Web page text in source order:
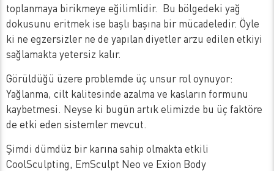
toplanmaya birikmeye eğilimlidir. Bu bölgedeki yağ
dokusunu eritmek ise başlı başına bir mücadeledir. Öyle
ki ne egzersizler ne de yapılan diyetler arzu edilen etkiyi
sağlamakta yetersiz kalır.
Görüldüğü üzere problemde üç unsur rol oynuyor:
Yağlanma, cilt kalitesinde azalma ve kasların formunu
kaybetmesi. Neyse ki bugün artık elimizde bu üç faktöre
de etki eden sistemler mevcut.
Şimdi dümdüz bir karına sahip olmakta etkili
CoolSculpting, EmSculpt Neo ve Exion Body